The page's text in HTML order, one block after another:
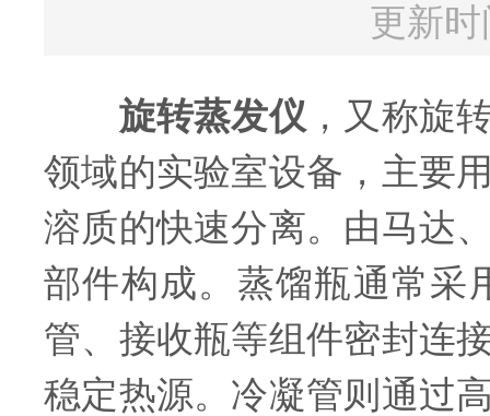
更新
旋转蒸发仪 ，又称旋
领域的实验室设备，主要
溶质的快速分离。由马达
部件构成。蒸馏瓶通常采
管、接收瓶等组件密封连
稳定热源。冷凝管则通过